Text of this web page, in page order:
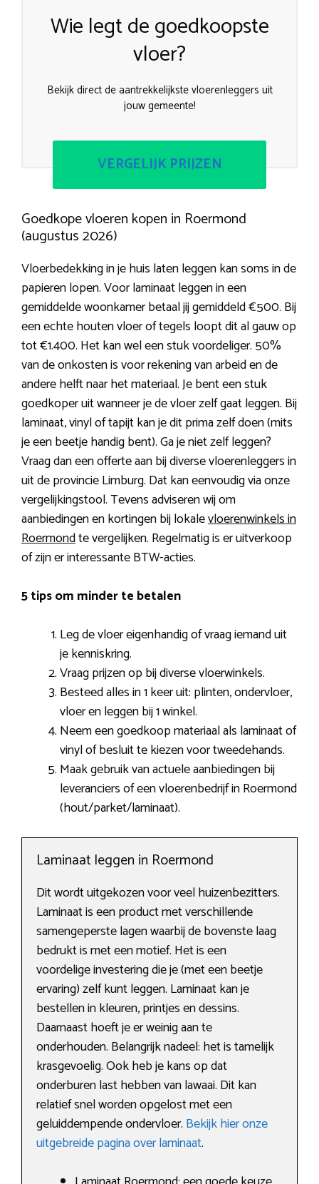
Wie legt de goedkoopste
vloer?
Bekijk direct de aantrekkelijkste vloerenleggers uit
jouw gemeente!
VERGELIJK PRIJZEN
Goedkope vloeren kopen in Roermond
(augustus 2026)
Vloerbedekking in je huis laten leggen kan soms in de
papieren lopen. Voor laminaat leggen in een
gemiddelde woonkamer betaal jij gemiddeld €500. Bij
een echte houten vloer of tegels loopt dit al gauw op
tot €1.400. Het kan wel een stuk voordeliger. 50%
van de onkosten is voor rekening van arbeid en de
andere helft naar het materiaal. Je bent een stuk
goedkoper uit wanneer je de vloer zelf gaat leggen. Bij
laminaat, vinyl of tapijt kan je dit prima zelf doen (mits
je een beetje handig bent). Ga je niet zelf leggen?
Vraag dan een offerte aan bij diverse vloerenleggers in
uit de provincie Limburg. Dat kan eenvoudig via onze
vergelijkingstool. Tevens adviseren wij om
aanbiedingen en kortingen bij lokalevloerenwinkels in
Roermondte vergelijken. Regelmatig is er uitverkoop
of zijn er interessante BTW-acties.
5 tips om minder te betalen
Leg de vloer eigenhandig of vraag iemand uit
je kenniskring.
Vraag prijzen op bij diverse vloerwinkels.
Besteed alles in 1 keer uit: plinten, ondervloer,
vloer en leggen bij 1 winkel.
Neem een goedkoop materiaal als laminaat of
vinyl of besluit te kiezen voor tweedehands.
Maak gebruik van actuele aanbiedingen bij
leveranciers of een vloerenbedrijf in Roermond
(hout/parket/laminaat).
Laminaat leggen in Roermond
Dit wordt uitgekozen voor veel huizenbezitters.
Laminaat is een product met verschillende
samengeperste lagen waarbij de bovenste laag
bedrukt is met een motief. Het is een
voordelige investering die je (met een beetje
ervaring) zelf kunt leggen. Laminaat kan je
bestellen in kleuren, printjes en dessins.
Daarnaast hoeft je er weinig aan te
onderhouden. Belangrijk nadeel: het is tamelijk
krasgevoelig. Ook heb je kans op dat
onderburen last hebben van lawaai. Dit kan
relatief snel worden opgelost met een
geluiddempende ondervloer. Bekijk hier onze
uitgebreide pagina over laminaat.